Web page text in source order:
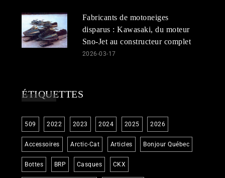
Fabricants de motoneiges
disparus : Kawasaki, du moteur
Sno-Jet au constructeur complet
2026-03-17
ÉTIQUETTES
509 2022 2023 2024 2025 2026
Accessoires Arctic-Cat Articles Bonjour Québec
Bottes BRP Casques CKX